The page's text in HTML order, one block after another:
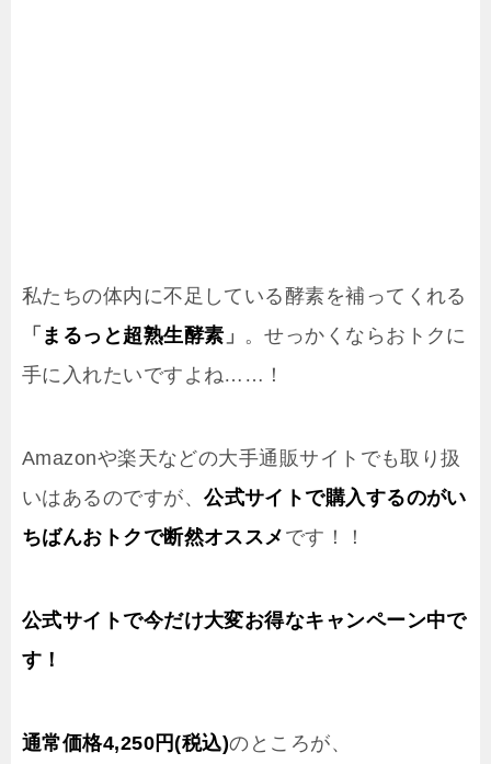
私たちの体内に不足している酵素を補ってくれる
「 まるっと超熟生酵素 」 。せっかくならおトクに
手に入れたいですよね……！
Amazonや楽天などの大手通販サイトでも取り扱
いはあるのですが、公式サイトで購入するのがい
ちばんおトクで断然オススメ です！！
公式サイトで今だけ大変お得なキャンペーン中で
す！
通常価格4,250円(税込)のところが、